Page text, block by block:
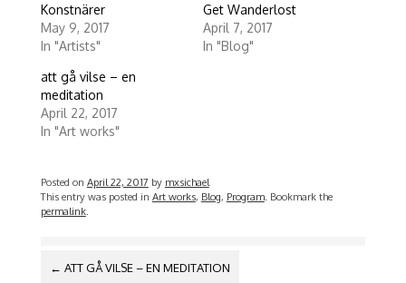
a
r
e
o
T
w
i
t
t
e
p
e
n
s
e
w
F
a
o
O
p
e
n
e
Konstnärer
May 9, 2017
In "Artists"
Get Wanderlost
April 7, 2017
In "Blog"
att gå vilse – en
meditation
April 22, 2017
In "Art works"
Posted on April 22, 2017 by mxsichael
This entry was posted in Art works, Blog, Program. Bookmark the
permalink.
POST
← ATT GÅ VILSE – EN MEDITATION